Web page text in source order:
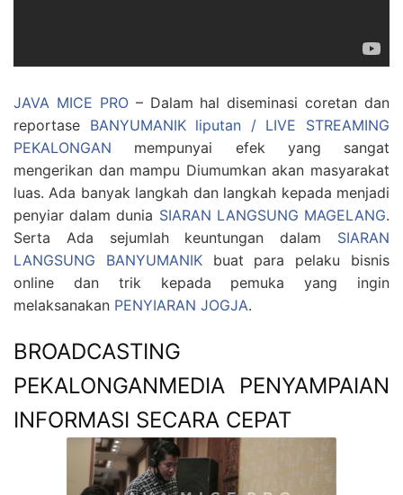
JAVA MICE PRO– Dalam hal diseminasi coretan dan
reportase BANYUMANIK liputan / LIVE STREAMING
PEKALONGAN mempunyai efek yang sangat
mengerikan dan mampu Diumumkan akan masyarakat
luas. Ada banyak langkah dan langkah kepada menjadi
penyiar dalam dunia SIARAN LANGSUNG MAGELANG.
Serta Ada sejumlah keuntungan dalam SIARAN
LANGSUNG BANYUMANIKbuat para pelaku bisnis
online dan trik kepada pemuka yang ingin
melaksanakan PENYIARAN JOGJA.
BROADCASTING
PEKALONGANMEDIA PENYAMPAIAN
INFORMASI SECARA CEPAT